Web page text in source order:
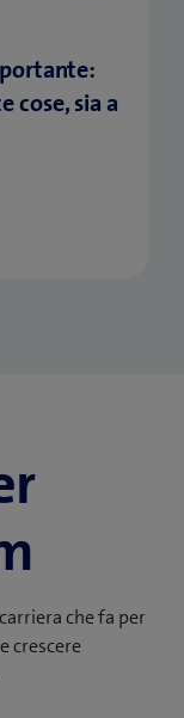
cose, sia a
che fa per
crescere